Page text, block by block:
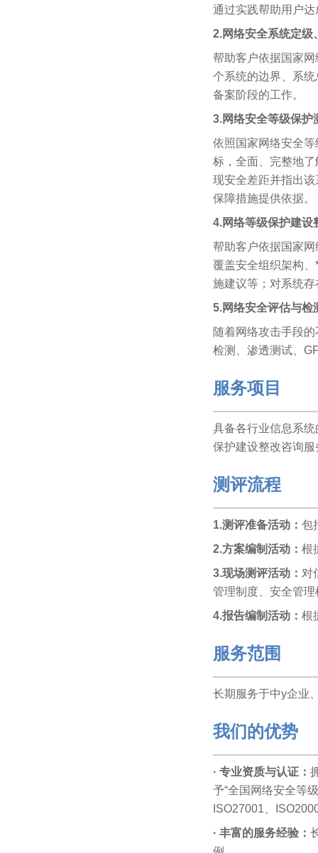
通过实践帮助用户
2.网络安全系统定级
帮助客户依据国家
个系统的边界、系
备案阶段的工作。
3.网络安全等级保护
依照国家网络安全
标，全面、完整地
现安全差距并指出
保障措施提供依据。
4.网络等级保护建设
帮助客户依据国家
覆盖安全组织架构
施建议等；对系统
5.网络安全评估与检
随着网络攻击手段
检测、渗透测试、
服务项目
具备各行业信息系
保护建设整改咨询
测评流程
1.测评准备活动： 包
2.方案编制活动： 根
3.现场测评活动： 对
管理制度、安全管
4.报告编制活动： 根
服务范围
长期服务于中y企业
我们的优势
· 专业资质与认证：
予“全国网络安全等
ISO27001、
· 丰富的服务经验：